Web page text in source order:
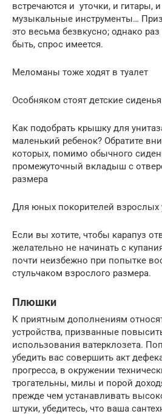
встречаются и уточки, и гитары,
музыкальные инструменты…
это весьма безвкусно; однако
быть, спрос имеется.
Меломаны тоже ходят в туалет
Особняком стоят детские сиденья
Как подобрать крышку для
маленький ребенок? Обратите
которых, помимо обычного
промежуточный вкладыш с
размера
Для юных покорителей взрослых
Если вы хотите, чтобы карапуз
желательно не начинать с
почти неизбежно при попытке
стульчаком взрослого размера.
Плюшки
К приятным дополнениям
устройства, призванные
использования ватерклозета.
убедить вас совершить акт
прогресса, в окружении
трогательны, милы и порой
прежде чем устанавливать
штуки, убедитесь, что ваша